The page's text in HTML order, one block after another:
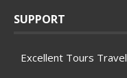
SUPPORT
Excellent Tours Travel